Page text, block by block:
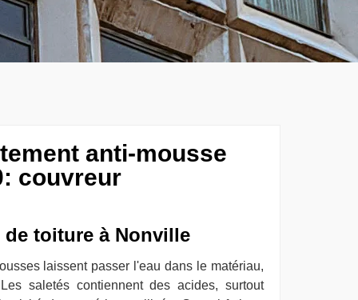
anti-mousse
couvreur
toiture à Nonville
laissent passer l'eau dans le matériau,
saletés contiennent des acides, surtout